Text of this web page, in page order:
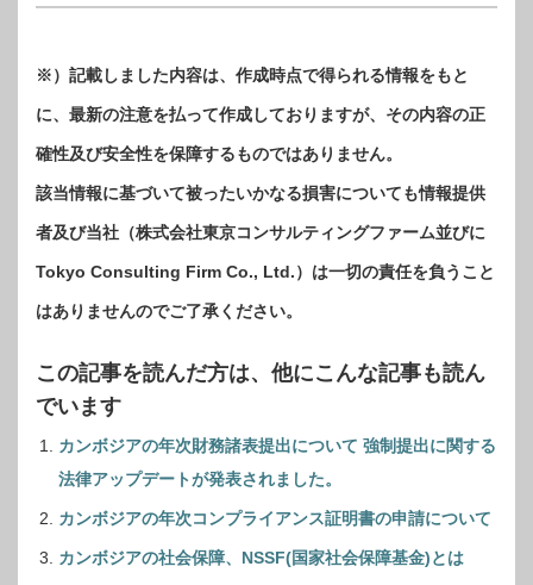
※）記載しました内容は、作成時点で得られる情報をもと
に、最新の注意を払って作成しておりますが、その内容の正
確性及び安全性を保障するものではありません。
該当情報に基づいて被ったいかなる損害についても情報提供
者及び当社（株式会社東京コンサルティングファーム並びに
Tokyo Consulting Firm Co., Ltd.）は一切の責任を負うこと
はありませんのでご了承ください。
この記事を読んだ方は、他にこんな記事も読ん
でいます
カンボジアの年次財務諸表提出について 強制提出に関する
法律アップデートが発表されました。
カンボジアの年次コンプライアンス証明書の申請について
カンボジアの社会保障、NSSF(国家社会保障基金)とは